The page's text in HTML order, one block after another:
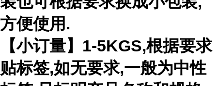
方便使用.
【小订量】1-5KGS,根据要求
贴标签,如无要求,一般为中性